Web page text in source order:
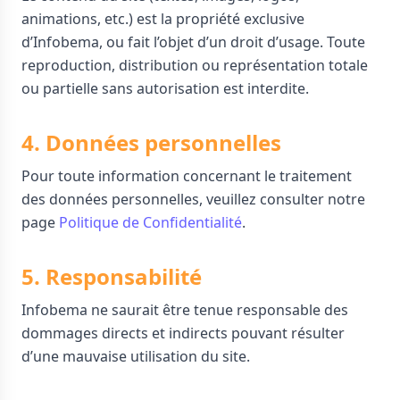
animations, etc.) est la propriété exclusive
d’Infobema, ou fait l’objet d’un droit d’usage. Toute
reproduction, distribution ou représentation totale
ou partielle sans autorisation est interdite.
4. Données personnelles
Pour toute information concernant le traitement
des données personnelles, veuillez consulter notre
page Politique de Confidentialité.
5. Responsabilité
Infobema ne saurait être tenue responsable des
dommages directs et indirects pouvant résulter
d’une mauvaise utilisation du site.